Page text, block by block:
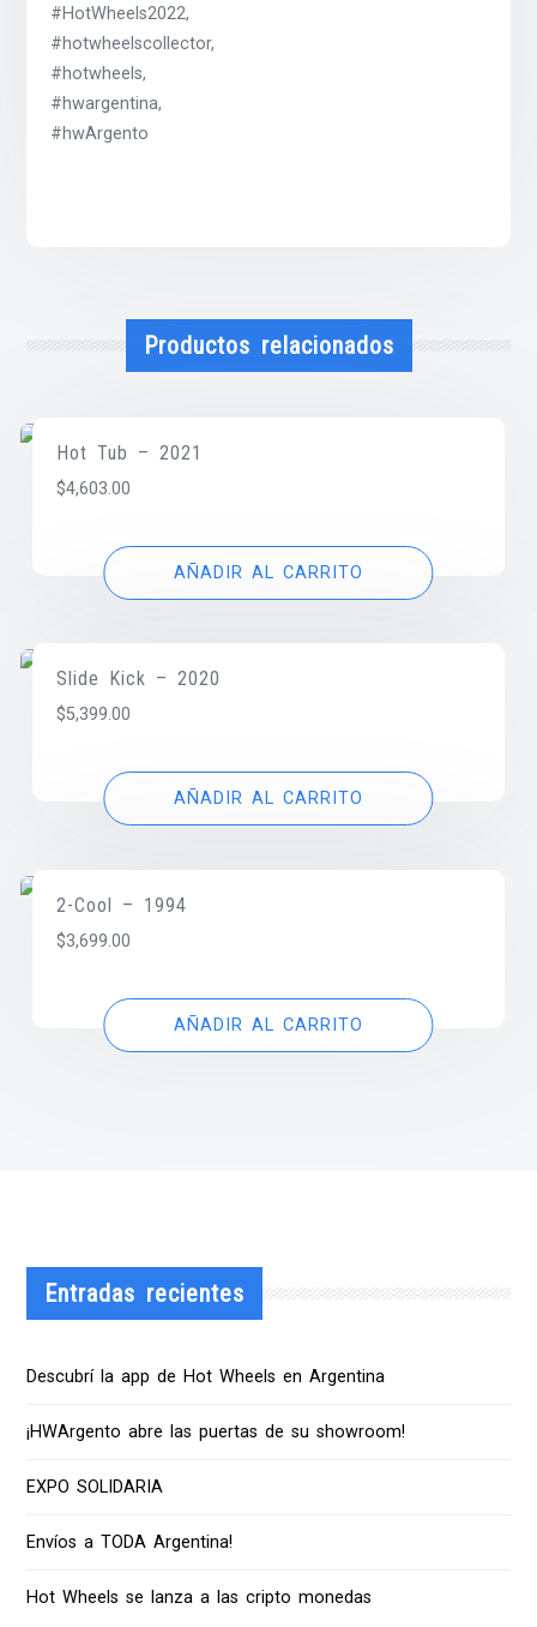
#HotWheels2022,
#hotwheelscollector,
#hotwheels,
#hwargentina,
#hwArgento
Productos relacionados
Hot Tub – 2021
$4,603.00
AÑADIR AL CARRITO
Slide Kick – 2020
$5,399.00
AÑADIR AL CARRITO
2-Cool – 1994
$3,699.00
AÑADIR AL CARRITO
Entradas recientes
Descubrí la app de Hot Wheels en Argentina
¡HWArgento abre las puertas de su showroom!
EXPO SOLIDARIA
Envíos a TODA Argentina!
Hot Wheels se lanza a las cripto monedas